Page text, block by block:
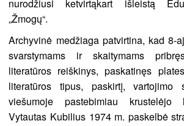
nurodžiusi ketvirtąkart išleistą
„Žmogų“.
Archyvinė medžiaga patvirtina, kad 8-
svarstymams ir skaitymams
literatūros reiškinys, paskatinęs
literatūros tipus, paskirtį, vartojimo
viešumoje pastebimiau krustelėjo
Vytautas Kubilius 1974 m. paskelbė